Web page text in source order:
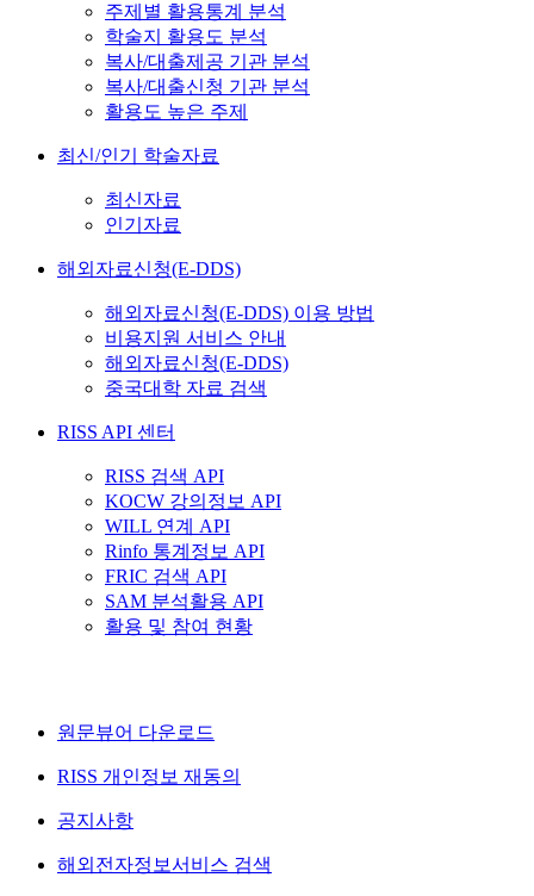
주제별 활용통계 분석
학술지 활용도 분석
복사/대출제공 기관 분석
복사/대출신청 기관 분석
활용도 높은 주제
최신/인기 학술자료
최신자료
인기자료
해외자료신청(E-DDS)
해외자료신청(E-DDS) 이용 방법
비용지원 서비스 안내
해외자료신청(E-DDS)
중국대학 자료 검색
RISS API 센터
RISS 검색 API
KOCW 강의정보 API
WILL 연계 API
Rinfo 통계정보 API
FRIC 검색 API
SAM 분석활용 API
활용 및 참여 현황
원문뷰어 다운로드
RISS 개인정보 재동의
공지사항
해외전자정보서비스 검색